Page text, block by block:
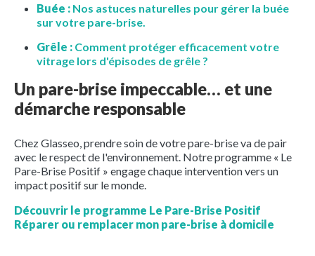
Buée : Nos astuces naturelles pour gérer la buée
sur votre pare-brise.
Grêle : Comment protéger efficacement votre
vitrage lors d'épisodes de grêle ?
Un pare-brise impeccable… et une
démarche responsable
Chez Glasseo, prendre soin de votre pare-brise va de pair
avec le respect de l'environnement. Notre programme « Le
Pare-Brise Positif » engage chaque intervention vers un
impact positif sur le monde.
Découvrir le programme Le Pare-Brise Positif
Réparer ou remplacer mon pare-brise à domicile